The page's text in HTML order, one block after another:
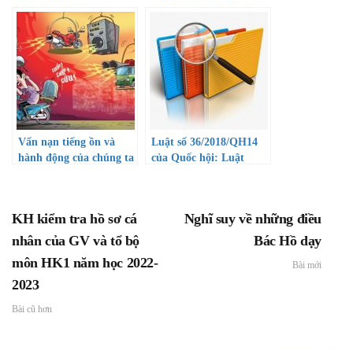
Vấn nạn tiếng ồn và
hành động của chúng ta
Luật số 36/2018/QH14
của Quốc hội: Luật
KH kiểm tra hồ sơ cá
nhân của GV và tổ bộ
môn HK1 năm học 2022-
2023
Bài cũ hơn
Nghĩ suy về những điều
Bác Hồ dạy
Bài mới